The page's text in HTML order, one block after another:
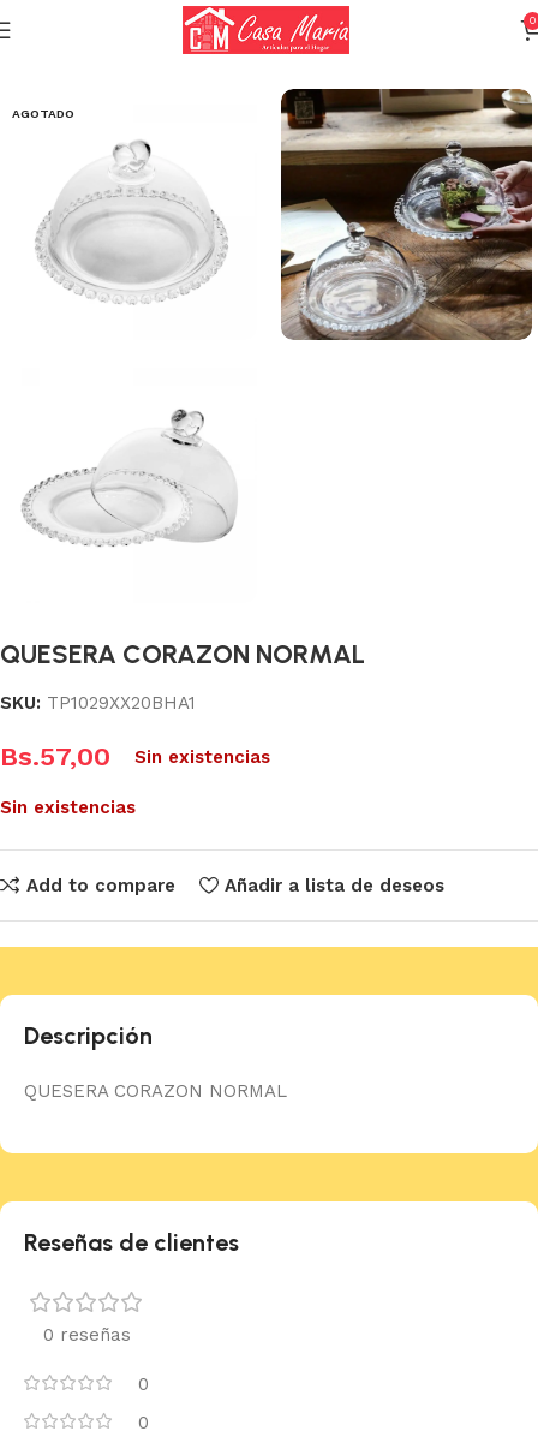
0
Utensilios para servir
AGOTADO
QUESERA CORAZON NORMAL
SKU: TP1029XX20BHA1
Bs.57,00 Sin existencias
Sin existencias
Add to compare Añadir a lista de deseos
Descripción
QUESERA CORAZON NORMAL
Reseñas de clientes
0 reseñas
0
0